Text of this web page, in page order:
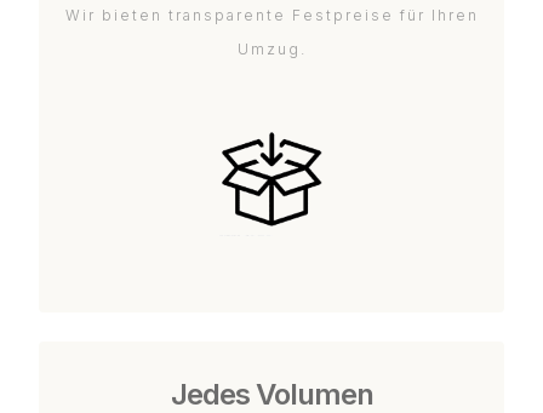
Wir bieten transparente Festpreise für Ihren
Umzug.
Jedes Volumen